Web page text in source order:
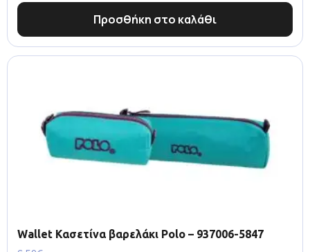
Προσθήκη στο καλάθι
Wallet Κασετίνα βαρελάκι Polo – 937006-5847